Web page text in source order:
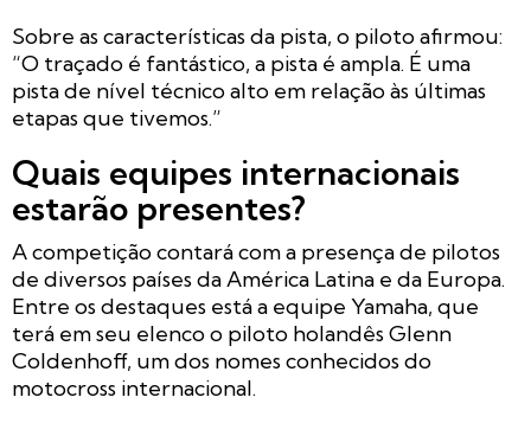
Sobre as características da pista, o piloto afirmou:
“O traçado é fantástico, a pista é ampla. É uma
pista de nível técnico alto em relação às últimas
etapas que tivemos.”
Quais equipes internacionais
estarão presentes?
A competição contará com a presença de pilotos
de diversos países da América Latina e da Europa.
Entre os destaques está a equipe Yamaha, que
terá em seu elenco o piloto holandês Glenn
Coldenhoff, um dos nomes conhecidos do
motocross internacional.